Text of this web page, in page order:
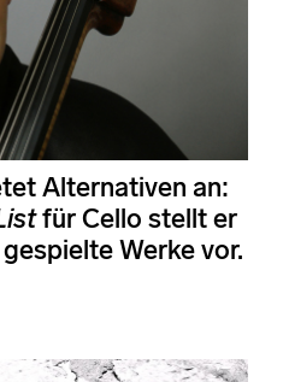
Alternativen an:
für Cello stellt er
Werke vor.